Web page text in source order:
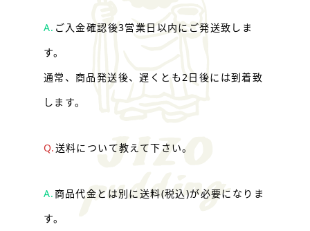
A. ご入金確認後3営業日以内にご発送致しま
す。
通常、商品発送後、遅くとも2日後には到着致
します。
Q.送料について教えて下さい。
A. 商品代金とは別に送料(税込)が必要になりま
す。